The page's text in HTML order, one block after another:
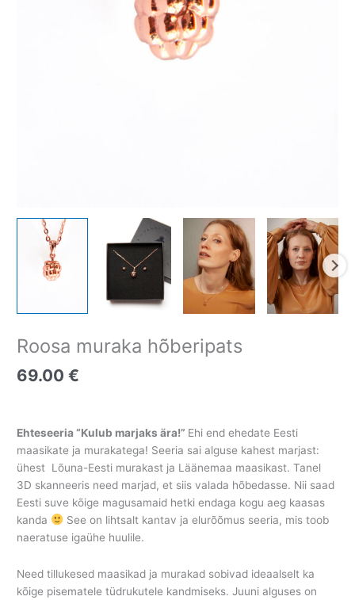
Roosa muraka hõberipats
69.00€
Ehteseeria “Kulub marjaks ära!” Ehi end ehedate Eesti
maasikate ja murakatega! Seeria sai alguse kahest marjast:
ühest Lõuna-Eesti murakast ja Läänemaa maasikast. Tanel
3D skanneeris need marjad, et siis valada hõbedasse. Nii saad
Eesti suve kõige magusamaid hetki endaga kogu aeg kaasas
kanda
See on lihtsalt kantav ja elurõõmus seeria, mis toob
naeratuse igaühe huulile.
Need tillukesed maasikad ja murakad sobivad ideaalselt ka
kõige pisematele tüdrukutele kandmiseks. Juuni alguses on